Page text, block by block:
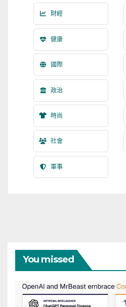
財經
健康
國際
政治
時尚
社會
軍事
You missed